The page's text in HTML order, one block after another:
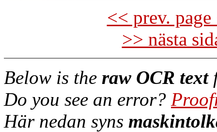
<< prev.
>> nästa
Below is the raw OCR text
Do you see an error?
Här nedan syns